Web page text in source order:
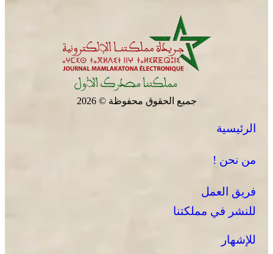
“الداخلية” تتعقب تحركات انتخابية مبكرة
جميع الحقوق محفوظة © 2026
الرئيسية
من نحن !
فريق العمل
للنشر في مملكتنا
للإشهار